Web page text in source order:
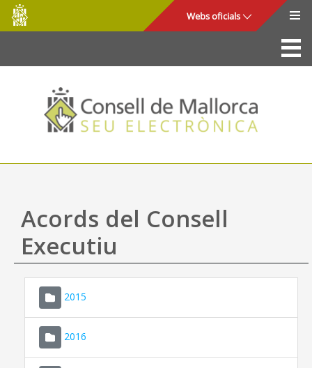
Salta al contingut principal
Consell
de
Mallorca
Webs oficials
La Seu
Consell de Mallorca
Accés i seguretat
Utilitats
Ajuda
Acords del Consell
Executiu
2015
2016